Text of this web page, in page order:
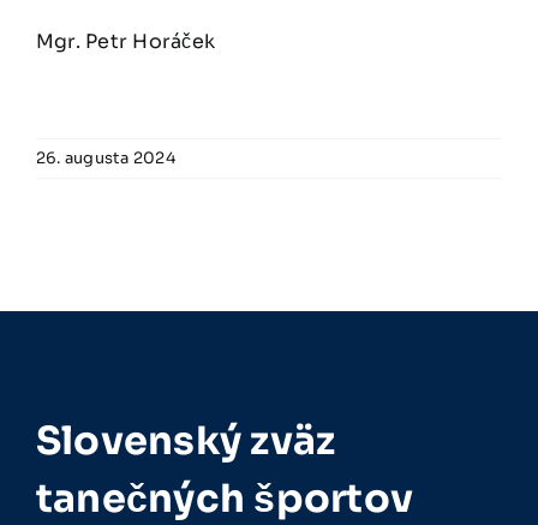
Mgr. Petr Horáček
26. augusta 2024
Slovenský zväz
tanečných športov